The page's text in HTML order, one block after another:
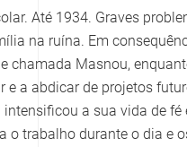
Até 1934. Graves
na ruína. Em
chamada Masnou,
e a abdicar de projetos
a sua vida de fé
o trabalho durante o dia e